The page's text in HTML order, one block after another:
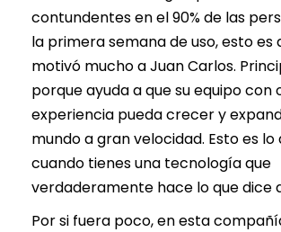
contundentes en el 90% de las
la primera semana de uso, esto es
motivó mucho a Juan Carlos.
porque ayuda a que su equipo con
experiencia pueda crecer y
mundo a gran velocidad. Esto es lo
cuando tienes una tecnología que
verdaderamente hace lo que dice
Por si fuera poco, en esta